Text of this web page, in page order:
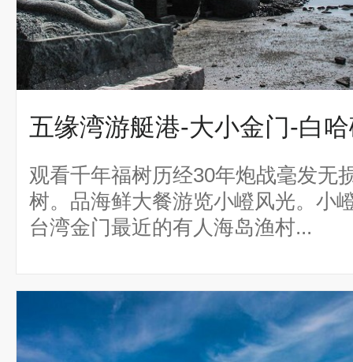
五缘湾游艇港-大小金门-白
观看千年福树历经30年炮战毫发无
树。品海鲜大餐游览小嶝风光。小
台湾金门最近的有人海岛渔村...